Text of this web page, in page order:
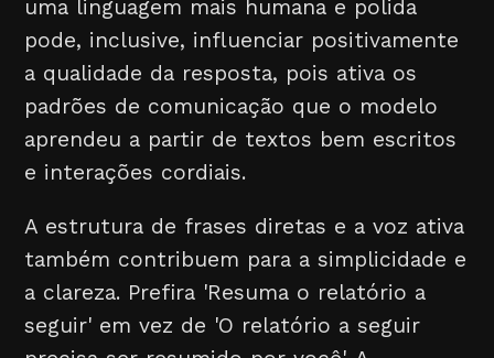
uma linguagem mais humana e polida
pode, inclusive, influenciar positivamente
a qualidade da resposta, pois ativa os
padrões de comunicação que o modelo
aprendeu a partir de textos bem escritos
e interações cordiais.
A estrutura de frases diretas e a voz ativa
também contribuem para a simplicidade e
a clareza. Prefira 'Resuma o relatório a
seguir' em vez de 'O relatório a seguir